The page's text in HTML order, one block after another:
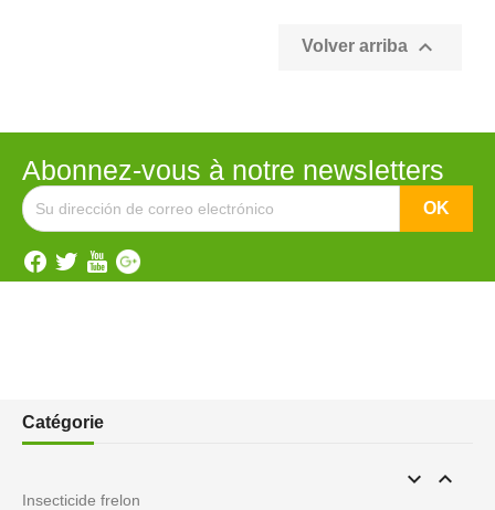
Volver arriba 
Abonnez-vous à notre newsletters
Catégorie
 
Insecticide frelon